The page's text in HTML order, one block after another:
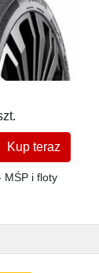
Kup teraz
MŚP i floty